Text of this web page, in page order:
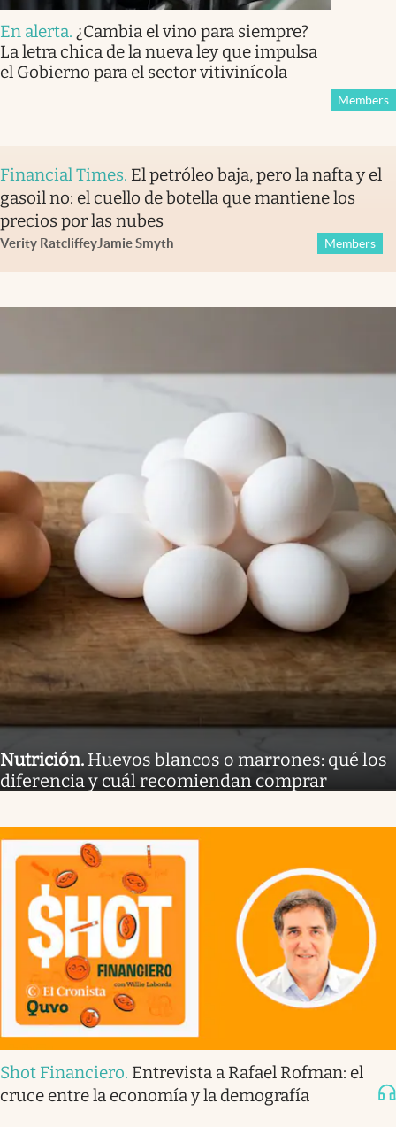
En alerta. ¿Cambia el vino para siempre?
La letra chica de la nueva ley que impulsa
el Gobierno para el sector vitivinícola
Members
Financial Times. El petróleo baja, pero la nafta y el
gasoil no: el cuello de botella que mantiene los
precios por las nubes
Verity RatcliffeyJamie Smyth Members
Nutrición. Huevos blancos o marrones: qué los
diferencia y cuál recomiendan comprar
Shot Financiero. Entrevista a Rafael Rofman: el
cruce entre la economía y la demografía